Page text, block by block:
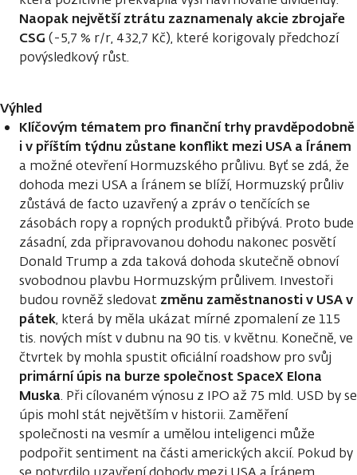
Naopak největší ztrátu zaznamenaly akcie zbrojaře
CSG (-5,7 % r/r, 432,7 Kč), které korigovaly předchozí
povýsledkový růst.
Výhled
Klíčovým tématem pro finanční trhy pravděpodobně
i v příštím týdnu zůstane konflikt mezi USA a Íránem
a možné otevření Hormuzského průlivu. Byť se zdá, že
dohoda mezi USA a Íránem se blíží, Hormuzský průliv
zůstává de facto uzavřený a zpráv o tenčících se
zásobách ropy a ropných produktů přibývá. Proto bude
zásadní, zda připravovanou dohodu nakonec posvětí
Donald Trump a zda taková dohoda skutečně obnoví
svobodnou plavbu Hormuzským průlivem. Investoři
budou rovněž sledovat změnu zaměstnanosti v USA v
pátek, která by měla ukázat mírné zpomalení ze 115
tis. nových míst v dubnu na 90 tis. v květnu. Konečně, ve
čtvrtek by mohla spustit oficiální roadshow pro svůj
primární úpis na burze společnost SpaceX Elona
Muska. Při cílovaném výnosu z IPO až 75 mld. USD by se
úpis mohl stát největším v historii. Zaměření
společnosti na vesmír a umělou inteligenci může
podpořit sentiment na části amerických akcií. Pokud by